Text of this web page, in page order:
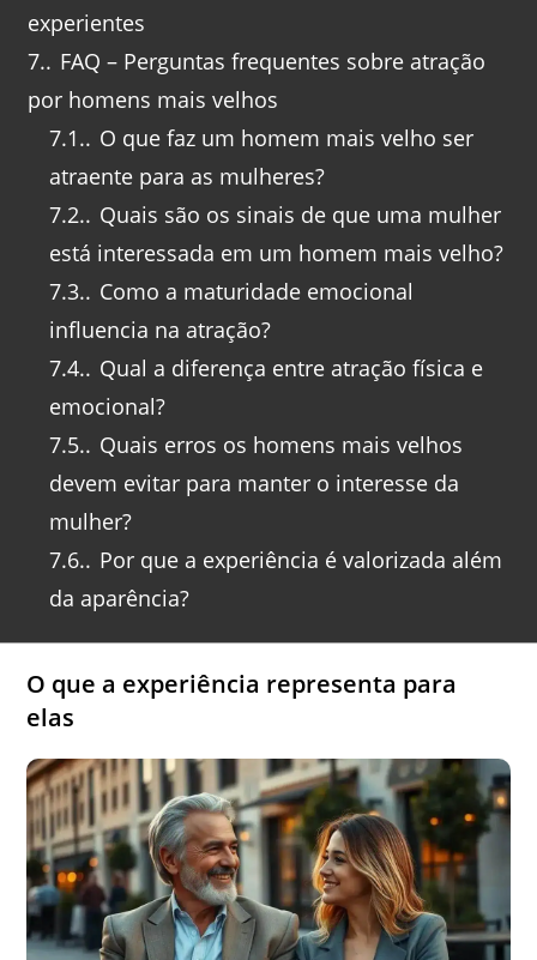
experientes
7. FAQ – Perguntas frequentes sobre atração
por homens mais velhos
7.1. O que faz um homem mais velho ser
atraente para as mulheres?
7.2. Quais são os sinais de que uma mulher
está interessada em um homem mais velho?
7.3. Como a maturidade emocional
influencia na atração?
7.4. Qual a diferença entre atração física e
emocional?
7.5. Quais erros os homens mais velhos
devem evitar para manter o interesse da
mulher?
7.6. Por que a experiência é valorizada além
da aparência?
O que a experiência representa para
elas